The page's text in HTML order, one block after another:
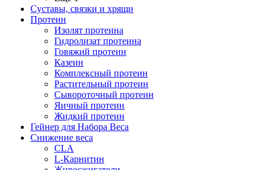
Суставы, связки и хрящи
Протеин
Изолят протеина
Гидролизат протеина
Говяжий протеин
Казеин
Комплексный протеин
Растительный протеин
Сывороточный протеин
Яичный протеин
Жидкий протеин
Гейнер для Набора Веса
Снижение веса
CLA
L-Карнитин